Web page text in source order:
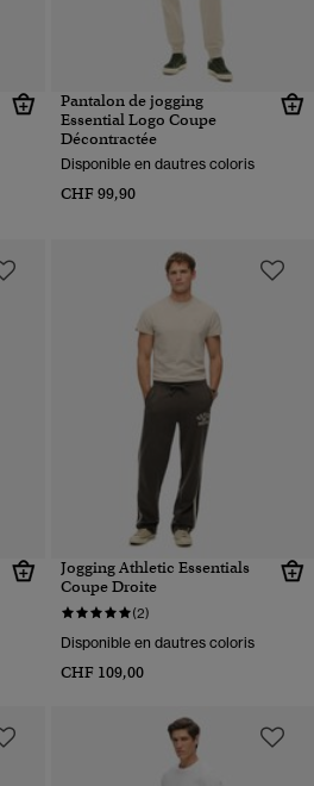
Pantalon de jogging
Essential Logo Coupe
Décontractée
Disponible en dautres coloris
CHF 99,90
Jogging Athletic Essentials
Coupe Droite
(2)
Disponible en dautres coloris
CHF 109,00